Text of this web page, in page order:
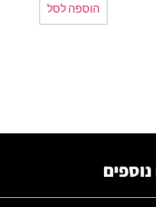
הוספה לסל